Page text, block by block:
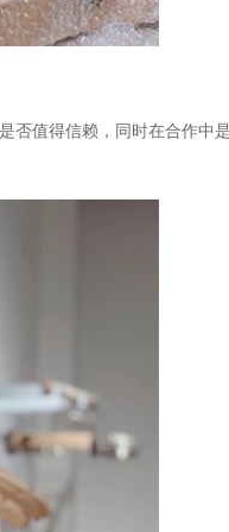
否值得信赖，同时在合作中